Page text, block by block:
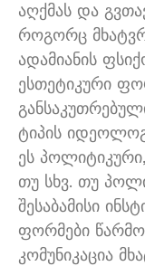
აღქმას და
როგორც
ადამიანის
ესთეტიკური
ტიპის
ეს
თუ სხვ. თუ
შესაბამისი
ფორმები
კომუნიკაცია